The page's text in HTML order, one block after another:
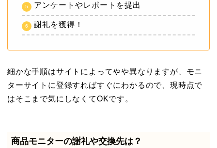
アンケートやレポートを提出
謝礼を獲得！
細かな手順はサイトによってやや異なりますが、モニ
ターサイトに登録すればすぐにわかるので、現時点で
はそこまで気にしなくてOKです。
商品モニターの謝礼や交換先は？